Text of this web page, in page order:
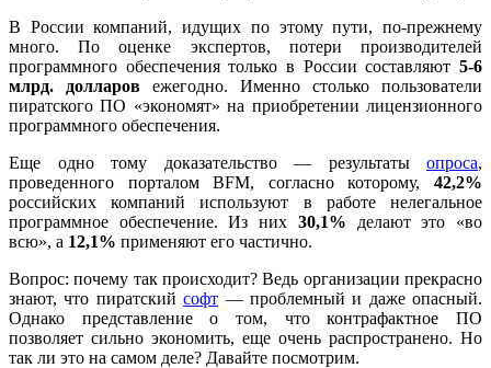
В России компаний, идущих по этому пути, по-прежнему
много. По оценке экспертов, потери производителей
программного обеспечения только в России составляют 5-6
млрд. долларов ежегодно. Именно столько пользователи
пиратского ПО «экономят» на приобретении лицензионного
программного обеспечения.
Еще одно тому доказательство — результаты опроса,
проведенного порталом BFM, согласно которому, 42,2%
российских компаний используют в работе нелегальное
программное обеспечение. Из них 30,1% делают это «во
всю», а 12,1% применяют его частично.
Вопрос: почему так происходит? Ведь организации прекрасно
знают, что пиратскийсофт — проблемный и даже опасный.
Однако представление о том, что контрафактное ПО
позволяет сильно экономить, еще очень распространено. Но
так ли это на самом деле? Давайте посмотрим.